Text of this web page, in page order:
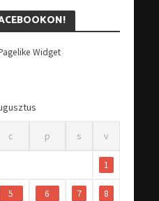
c p s v
1
5 6 7 8